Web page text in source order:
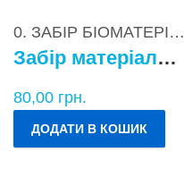
0. ЗАБІР БІОМАТЕРІАЛІВ
Забір матеріалу для бактеріологічних досліджень
80,00 грн.
ДОДАТИ В КОШИК